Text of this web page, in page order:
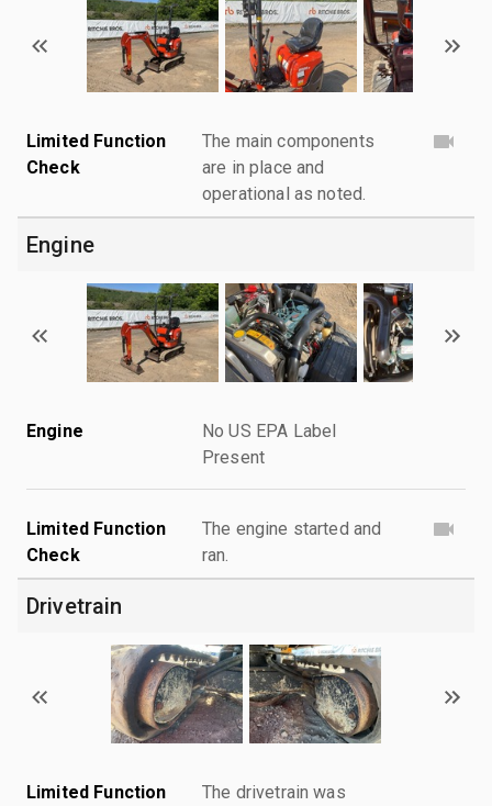
Limited Function
Check
The main components
are in place and
operational as noted.
Engine
Engine
No US EPA Label
Present
Limited Function
Check
The engine started and
ran.
Drivetrain
Limited Function
The drivetrain was